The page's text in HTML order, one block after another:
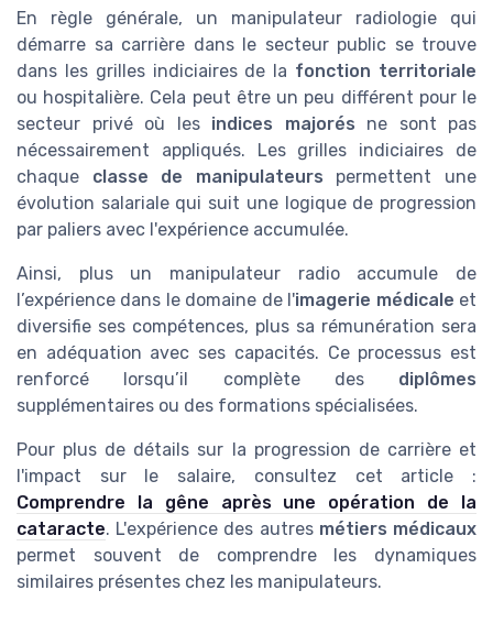
En règle générale, un manipulateur radiologie qui
démarre sa carrière dans le secteur public se trouve
dans les grilles indiciaires de la fonction territoriale
ou hospitalière. Cela peut être un peu différent pour le
secteur privé où les indices majorés ne sont pas
nécessairement appliqués. Les grilles indiciaires de
chaque classe de manipulateurs permettent une
évolution salariale qui suit une logique de progression
par paliers avec l'expérience accumulée.
Ainsi, plus un manipulateur radio accumule de
l’expérience dans le domaine de l'imagerie médicale et
diversifie ses compétences, plus sa rémunération sera
en adéquation avec ses capacités. Ce processus est
renforcé lorsqu’il complète des diplômes
supplémentaires ou des formations spécialisées.
Pour plus de détails sur la progression de carrière et
l'impact sur le salaire, consultez cet article :
Comprendre la gêne après une opération de la
cataracte. L'expérience des autres métiers médicaux
permet souvent de comprendre les dynamiques
similaires présentes chez les manipulateurs.